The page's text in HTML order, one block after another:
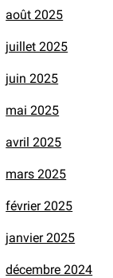
août 2025
juillet 2025
juin 2025
mai 2025
avril 2025
mars 2025
février 2025
janvier 2025
décembre 2024